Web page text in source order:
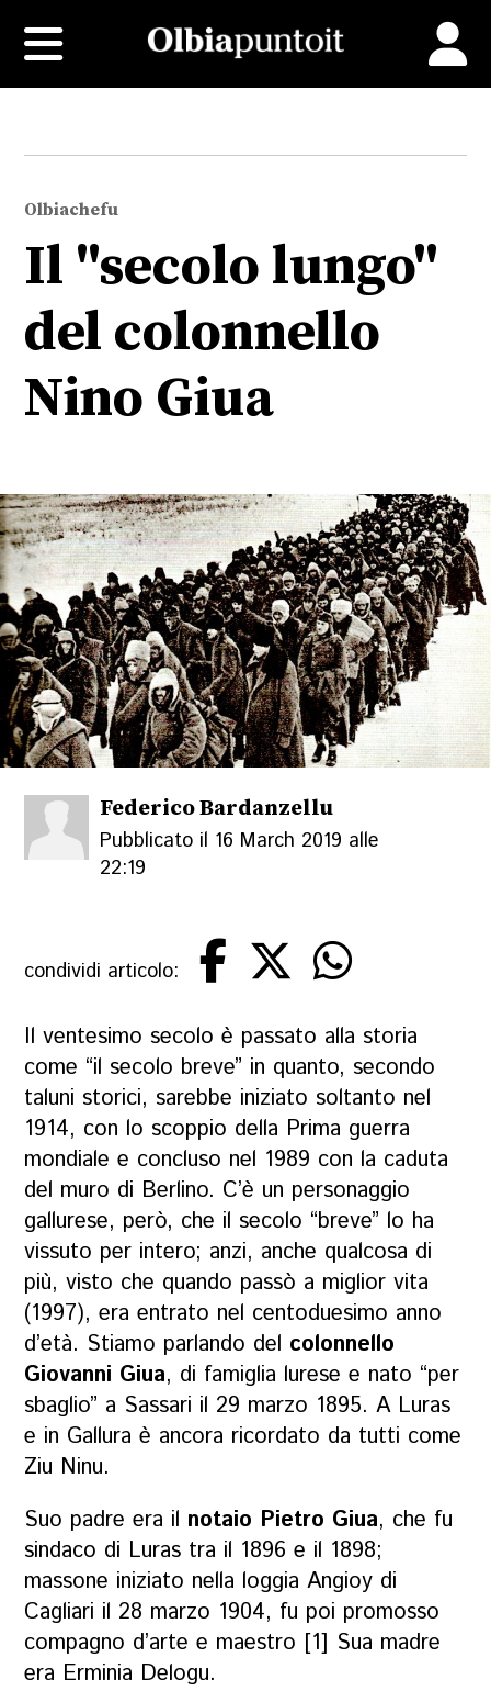
Olbiachefu
Il "secolo lungo"
del colonnello
Nino Giua
Federico Bardanzellu
Pubblicato il 16 March 2019 alle
22:19
condividi articolo:
Il ventesimo secolo è passato alla storia
come “il secolo breve” in quanto, secondo
taluni storici, sarebbe iniziato soltanto nel
1914, con lo scoppio della Prima guerra
mondiale e concluso nel 1989 con la caduta
del muro di Berlino. C’è un personaggio
gallurese, però, che il secolo “breve” lo ha
vissuto per intero; anzi, anche qualcosa di
più, visto che quando passò a miglior vita
(1997), era entrato nel centoduesimo anno
d’età. Stiamo parlando del colonnello
Giovanni Giua, di famiglia lurese e nato “per
sbaglio” a Sassari il 29 marzo 1895. A Luras
e in Gallura è ancora ricordato da tutti come
Ziu Ninu.
Suo padre era il notaio Pietro Giua, che fu
sindaco di Luras tra il 1896 e il 1898;
massone iniziato nella loggia Angioy di
Cagliari il 28 marzo 1904, fu poi promosso
compagno d’arte e maestro [1] Sua madre
era Erminia Delogu.